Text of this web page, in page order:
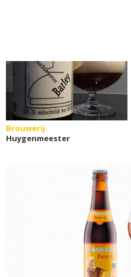
Brouwerij
Huygenmeester